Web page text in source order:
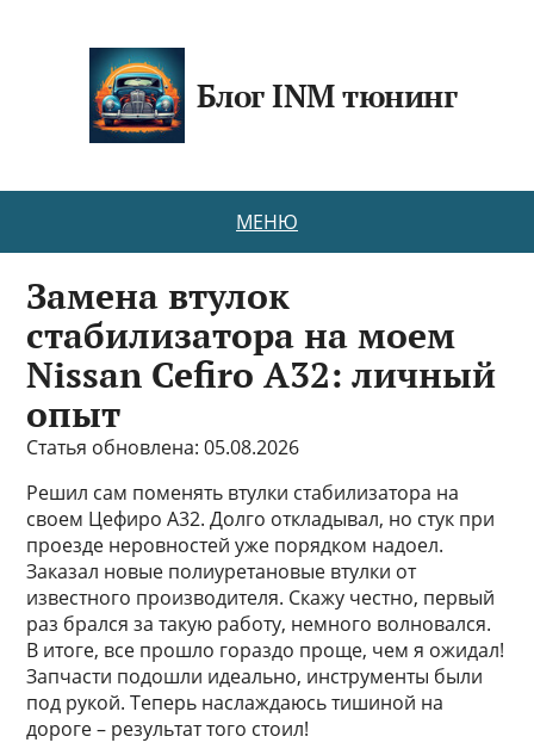
Блог INM тюнинг
МЕНЮ
Замена втулок
стабилизатора на моем
Nissan Cefiro A32: личный
опыт
Статья обновлена: 05.08.2026
Решил сам поменять втулки стабилизатора на
своем Цефиро А32. Долго откладывал, но стук при
проезде неровностей уже порядком надоел.
Заказал новые полиуретановые втулки от
известного производителя. Скажу честно, первый
раз брался за такую работу, немного волновался.
В итоге, все прошло гораздо проще, чем я ожидал!
Запчасти подошли идеально, инструменты были
под рукой. Теперь наслаждаюсь тишиной на
дороге – результат того стоил!